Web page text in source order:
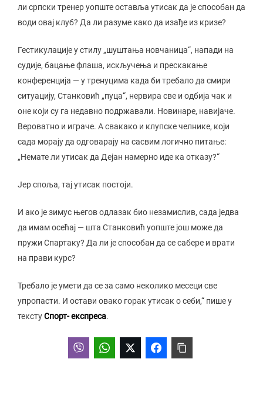
ли српски тренер уопште оставља утисак да је способан да
води овај клуб? Да ли разуме како да изађе из кризе?
Гестикулације у стилу „шуштања новчаница“, напади на
судије, бацање флаша, искључења и прескакање
конференција — у тренуцима када би требало да смири
ситуацију, Станковић „пуца“, нервира све и одбија чак и
оне који су га недавно подржавали. Новинаре, навијаче.
Вероватно и играче. А свакако и клупске челнике, који
сада морају да одговарају на сасвим логично питање:
„Немате ли утисак да Дејан намерно иде ка отказу?“
Јер споља, тај утисак постоји.
И ако је зимус његов одлазак био незамислив, сада једва
да имам осећај — шта Станковић уопште још може да
пружи Спартаку? Да ли је способан да се сабере и врати
на прави курс?
Требало је умети да се за само неколико месеци све
упропасти. И остави овако горак утисак о себи,“ пише у
текстуСпорт- експреса.